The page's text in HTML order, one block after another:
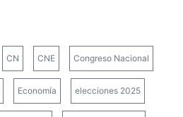
CN CNE Congreso Nacional
Economía elecciones 2025